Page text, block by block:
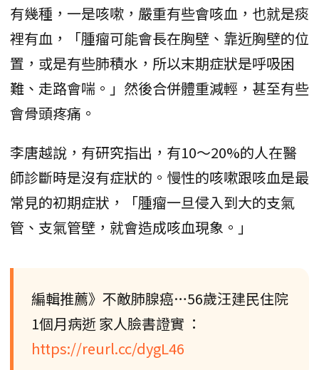
有幾種，一是咳嗽，嚴重有些會咳血，也就是痰
裡有血，「腫瘤可能會長在胸壁、靠近胸壁的位
置，或是有些肺積水，所以末期症狀是呼吸困
難、走路會喘。」然後合併體重減輕，甚至有些
會骨頭疼痛。
李唐越說，有研究指出，有10～20%的人在醫
師診斷時是沒有症狀的。慢性的咳嗽跟咳血是最
常見的初期症狀，「腫瘤一旦侵入到大的支氣
管、支氣管壁，就會造成咳血現象。」
編輯推薦》不敵肺腺癌…56歲汪建民住院
1個月病逝 家人臉書證實 ：
https://reurl.cc/dygL46